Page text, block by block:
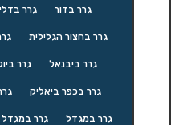
גרר בדור גרר
גרר בחצור הגלילית
גרר ביבנאל גרר
גרר בכפר ביאליק
גרר במגדל גרר